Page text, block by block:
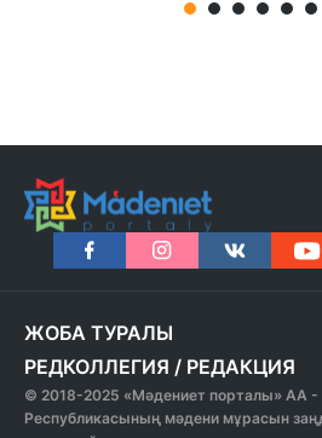
ЖОБА ТУРАЛЫ
РЕДКОЛЛЕГИЯ / РЕДАКЦИЯ
© 2018-2025 «Мәдениет порталы» АА -
Республикасының мәдени мұрасын